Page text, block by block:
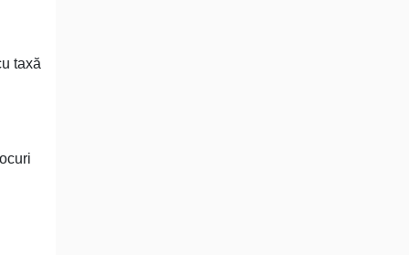
taxă